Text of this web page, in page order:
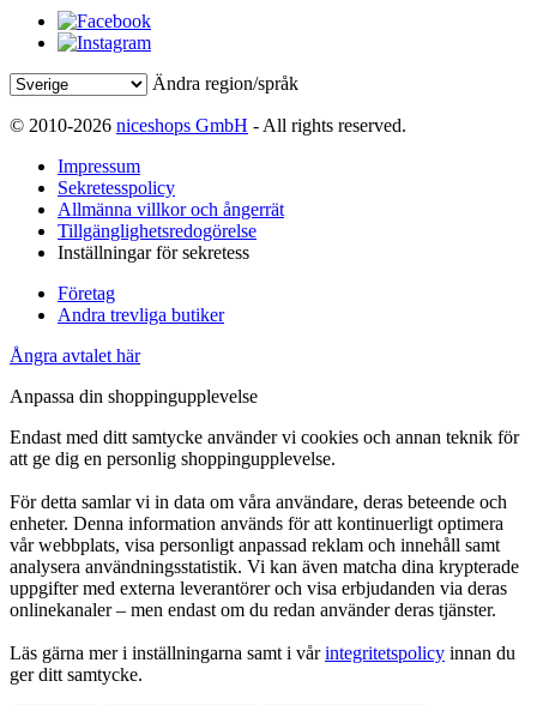
Ändra region/språk
© 2010-2026 niceshops GmbH - All rights reserved.
Impressum
Sekretesspolicy
Allmänna villkor och ångerrät
Tillgänglighetsredogörelse
Inställningar för sekretess
Företag
Andra trevliga butiker
Ångra avtalet här
Anpassa din shoppingupplevelse
Endast med ditt samtycke använder vi cookies och annan teknik för
att ge dig en personlig shoppingupplevelse.
För detta samlar vi in data om våra användare, deras beteende och
enheter. Denna information används för att kontinuerligt optimera
vår webbplats, visa personligt anpassad reklam och innehåll samt
analysera användningsstatistik. Vi kan även matcha dina krypterade
uppgifter med externa leverantörer och visa erbjudanden via deras
onlinekanaler – men endast om du redan använder deras tjänster.
Läs gärna mer i inställningarna samt i vårintegritetspolicy innan du
ger ditt samtycke.